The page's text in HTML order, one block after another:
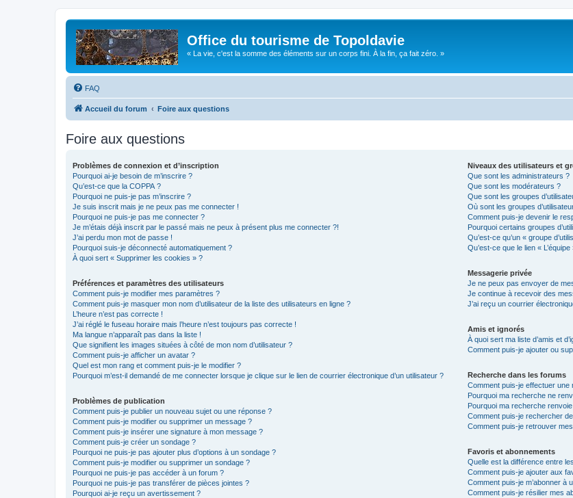
Office du tourisme de Topoldavie
« La vie, c'est la somme des éléments sur un corps fini. À la fin, ça fait zéro. »
FAQ
Accueil du forum Foire aux questions
Foire aux questions
Problèmes de connexion et d’inscription
Pourquoi ai-je besoin de m’inscrire ?
Qu’est-ce que la COPPA ?
Pourquoi ne puis-je pas m’inscrire ?
Je suis inscrit mais je ne peux pas me connecter !
Pourquoi ne puis-je pas me connecter ?
Je m’étais déjà inscrit par le passé mais ne peux à présent plus me connecter ?!
J’ai perdu mon mot de passe !
Pourquoi suis-je déconnecté automatiquement ?
À quoi sert « Supprimer les cookies » ?
Préférences et paramètres des utilisateurs
Comment puis-je modifier mes paramètres ?
Comment puis-je masquer mon nom d’utilisateur de la liste des utilisateurs en ligne ?
L’heure n’est pas correcte !
J’ai réglé le fuseau horaire mais l’heure n’est toujours pas correcte !
Ma langue n’apparaît pas dans la liste !
Que signifient les images situées à côté de mon nom d’utilisateur ?
Comment puis-je afficher un avatar ?
Quel est mon rang et comment puis-je le modifier ?
Pourquoi m’est-il demandé de me connecter lorsque je clique sur le lien de courrier électronique d’un utilisateur ?
Problèmes de publication
Comment puis-je publier un nouveau sujet ou une réponse ?
Comment puis-je modifier ou supprimer un message ?
Comment puis-je insérer une signature à mon message ?
Comment puis-je créer un sondage ?
Pourquoi ne puis-je pas ajouter plus d’options à un sondage ?
Comment puis-je modifier ou supprimer un sondage ?
Pourquoi ne puis-je pas accéder à un forum ?
Pourquoi ne puis-je pas transférer de pièces jointes ?
Pourquoi ai-je reçu un avertissement ?
Niveaux des utilisateurs et
Que sont les administrateurs ?
Que sont les modérateurs ?
Que sont les groupes
Où sont les groupes
Comment puis-je devenir le
Pourquoi certains groupes
Qu’est-ce qu’un « groupe
Qu’est-ce que le lien « L’équipe
Messagerie privée
Je ne peux pas envoyer de
Je continue à recevoir des
J’ai reçu un courrier
Amis et ignorés
À quoi sert ma liste d’amis et
Comment puis-je ajouter ou
Recherche dans les forums
Comment puis-je effectuer
Pourquoi ma recherche ne
Pourquoi ma recherche
Comment puis-je rechercher
Comment puis-je retrouver
Favoris et abonnements
Quelle est la différence entre
Comment puis-je ajouter aux
Comment puis-je m’abonner à
Comment puis-je résilier mes